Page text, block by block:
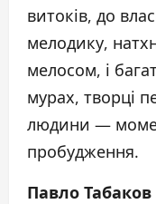
витоків, до
мелодику,
мелосом, і
мурах, творці
людини —
пробудження.
Павло Табаков